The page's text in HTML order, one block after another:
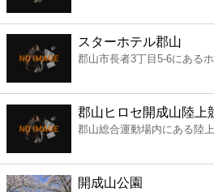
薬局
スーパー
エンタメ
レジャー
スターホテル郡山
郡山市長者3丁目5-6にある
郡山ヒロセ開成山陸上
郡山総合運動場内にある陸
開成山公園